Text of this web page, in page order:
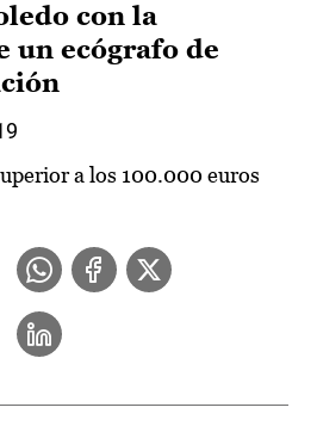
con la
un ecógrafo de
a los 100.000 euros